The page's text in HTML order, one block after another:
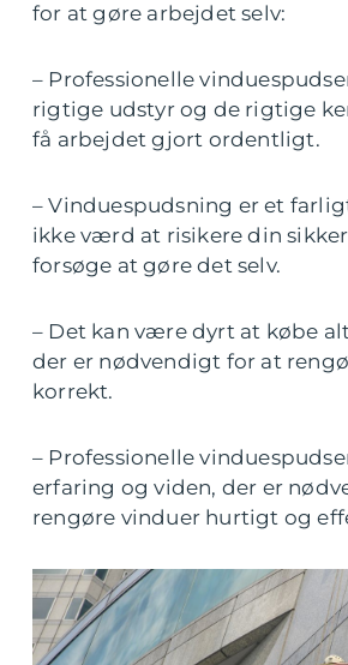
for at gøre arbejdet selv:
– Professionelle
rigtige udstyr og de rigtige
få arbejdet gjort ordentligt.
– Vinduespudsning er et
ikke værd at risikere din
forsøge at gøre det selv.
– Det kan være dyrt at købe
der er nødvendigt for at
korrekt.
– Professionelle
erfaring og viden, der er
rengøre vinduer hurtigt og